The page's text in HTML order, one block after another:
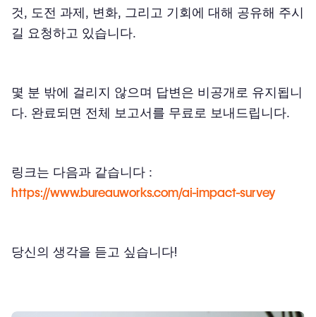
것, 도전 과제, 변화, 그리고 기회에 대해 공유해 주시
길 요청하고 있습니다.
몇 분 밖에 걸리지 않으며 답변은 비공개로 유지됩니
다. 완료되면 전체 보고서를 무료로 보내드립니다.
링크는 다음과 같습니다 :
https://www.bureauworks.com/ai-impact-survey
당신의 생각을 듣고 싶습니다!